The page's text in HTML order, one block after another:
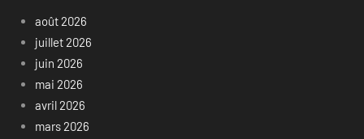
août 2026
juillet 2026
juin 2026
mai 2026
avril 2026
mars 2026